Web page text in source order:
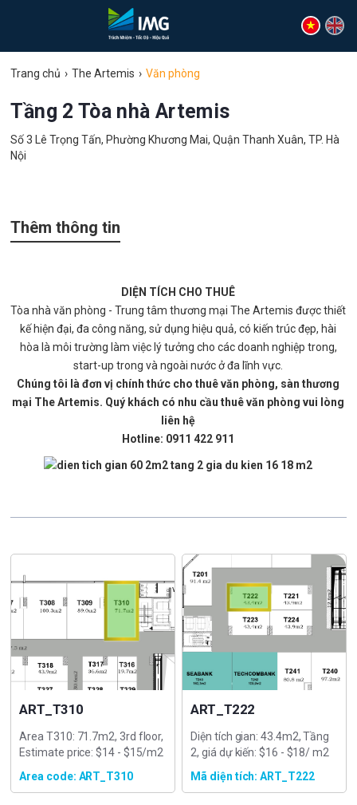
Trang chủ The Artemis Văn phòng
Tầng 2 Tòa nhà Artemis
Số 3 Lê Trọng Tấn, Phường Khương Mai, Quận Thanh Xuân, TP. Hà
Nội
Thêm thông tin
DIỆN TÍCH CHO THUÊ
Tòa nhà văn phòng - Trung tâm thương mại The Artemis được thiết
kế hiện đại, đa công năng, sử dụng hiệu quả, có kiến trúc đẹp, hài
hòa là môi trường làm việc lý tưởng cho các doanh nghiệp trong,
start-up trong và ngoài nước ở đa lĩnh vực.
Chúng tôi là đơn vị chính thức cho thuê văn phòng, sàn thương
mại The Artemis. Quý khách có nhu cầu thuê văn phòng vui lòng
liên hệ
Hotline: 0911 422 911
ART_T310
Area T310: 71.7m2, 3rd floor,
Estimate price: $14 - $15/m2
Area code: ART_T310
ART_T222
Diện tích gian: 43.4m2, Tầng
2, giá dự kiến: $16 - $18/ m2
Mã diện tích: ART_T222